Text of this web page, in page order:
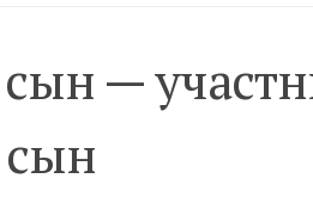
—
сын